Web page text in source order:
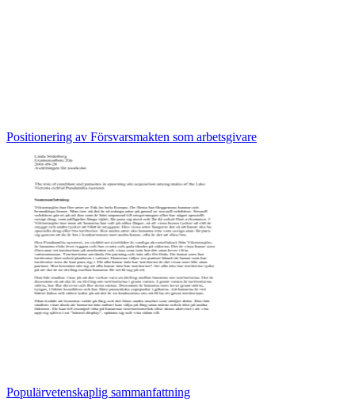
Positionering av Försvarsmakten som arbetsgivare
Populärvetenskaplig sammanfattning